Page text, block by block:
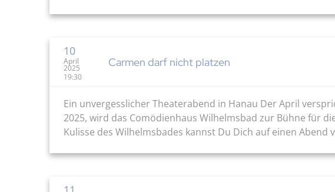
10
April
2025
19:30
Carmen darf nicht platzen
Ein unvergesslicher Theaterabend in Hanau Der April
2025, wird das Comödienhaus Wilhelmsbad zur Bühne für
Kulisse des Wilhelmsbades kannst Du Dich auf einen